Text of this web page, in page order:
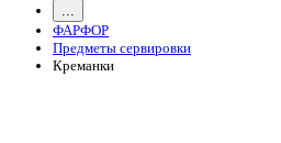
...
ФАРФОР
Предметы сервировки
Креманки